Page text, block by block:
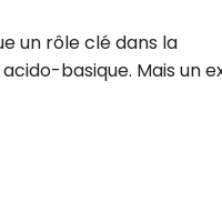
un rôle clé dans la
basique. Mais un